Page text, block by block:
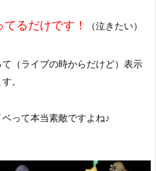
るだけです！ （泣きたい）
て（ライブの時からだけど）表示
。
って本当素敵ですよね♪